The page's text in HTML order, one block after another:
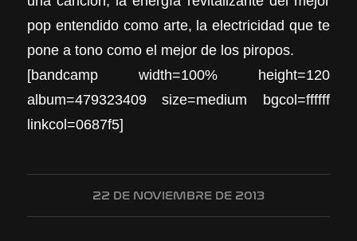
pop entendido como arte, la electricidad que te
pone a tono como el mejor de los piropos.
[bandcamp width=100% height=120
album=479323409 size=medium bgcol=ffffff
linkcol=0687f5]
22 DE NOVIEMBRE DE 2013